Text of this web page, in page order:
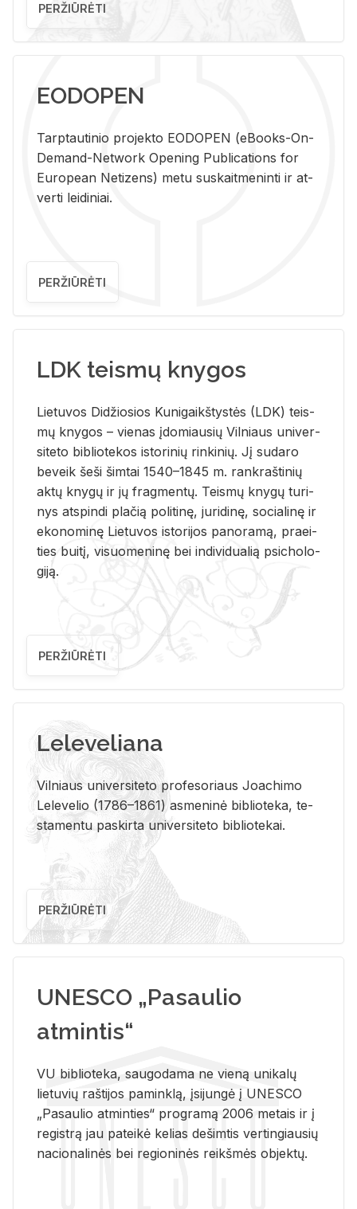
PERŽIŪRĖTI
EODOPEN
Tarp­tau­ti­nio pro­jek­to EO­DO­PEN (eBo­oks-On-
De­mand-Ne­twork Ope­ning Pub­li­ca­tions for
Eu­ro­pe­an Ne­ti­zens) metu su­skait­me­nin­ti ir at­
ver­ti lei­di­niai.
PERŽIŪRĖTI
LDK teismų knygos
Lie­tu­vos Di­džio­sios Ku­ni­gaikš­tys­tės (LDK) teis­
mų kny­gos – vie­nas įdo­miau­sių Vil­niaus uni­ver­
si­te­to bi­b­lio­te­kos is­to­ri­nių rin­ki­nių. Jį su­da­ro
be­veik šeši šim­tai 1540–1845 m. rank­raš­ti­nių
aktų kny­gų ir jų frag­men­tų. Teis­mų kny­gų tu­ri­
nys at­spin­di pla­čią po­li­ti­nę, ju­ri­di­nę, so­cia­li­nę ir
eko­no­mi­nę Lie­tu­vos is­to­ri­jos pa­no­ra­mą, pra­ei­
ties bui­tį, vi­suo­me­ni­nę bei in­di­vi­dua­lią psi­cho­lo­
gi­ją.
PERŽIŪRĖTI
Leleveliana
Vil­niaus uni­ver­si­te­to pro­fe­so­riaus Jo­a­chi­mo
Le­le­ve­lio (1786–1861) as­me­ni­nė bi­b­lio­te­ka, te­
sta­men­tu pa­skir­ta uni­ver­si­te­to bi­b­lio­te­kai.
PERŽIŪRĖTI
UNESCO „Pasaulio
atmintis“
VU biblioteka, saugodama ne vieną unikalų
lietuvių raštijos paminklą, įsijungė į UNESCO
„Pasaulio atminties“ programą 2006 metais ir į
registrą jau pateikė kelias dešimtis vertingiausių
nacionalinės bei regioninės reikšmės objektų.